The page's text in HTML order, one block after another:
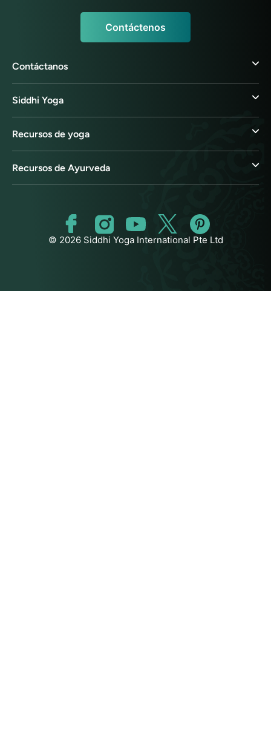
Contáctenos
Contáctanos
Siddhi Yoga
Recursos de yoga
Recursos de Ayurveda
© 2026 Siddhi Yoga International Pte Ltd